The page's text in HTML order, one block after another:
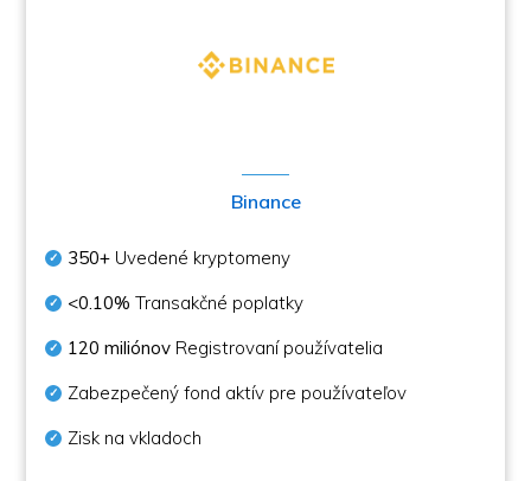
Binance
350+ Uvedené kryptomeny
<0.10% Transakčné poplatky
120 miliónov Registrovaní používatelia
Zabezpečený fond aktív pre používateľov
Zisk na vkladoch